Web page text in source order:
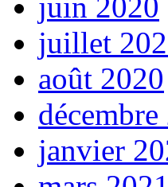
juillet
août 2020
janvier